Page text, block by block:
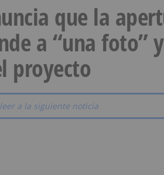
que la
a “una foto”
proyecto
a la siguiente noticia